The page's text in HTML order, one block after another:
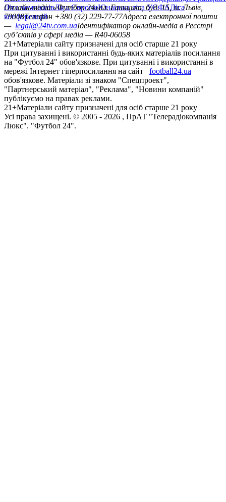
Ліга чемпіонівЛіга ЄвропиЮнацька ліга УЄФАЛіга
конференцій
Онлайн-медіа «Футбол 24»пл. Галицька, буд. 15, м. Львів,
79008Телефон +380 (32) 229-77-77Адреса електронної пошти
— legal@24tv.com.uaІдентифікатор онлайн-медіа в Реєстрі
суб’єктів у сфері медіа — R40-06058
21+Матеріали сайту призначені для осіб старше 21 року
При цитуванні і використанні будь-яких матеріалів посилання
на "Футбол 24" обов'язкове. При цитуванні і використанні в
мережі Інтернет гіперпосилання на сайт
football24.ua
обов'язкове. Матеріали зі знаком "Спецпроект",
"Партнерський матеріал", "Реклама", "Новини компаній"
публікуємо на правах реклами.
21+Матеріали сайту призначені для осіб старше 21 року
Усi права захищенi. © 2005 - 2026 , ПрАТ "Телерадіокомпанія
Люкс". "Футбол 24".